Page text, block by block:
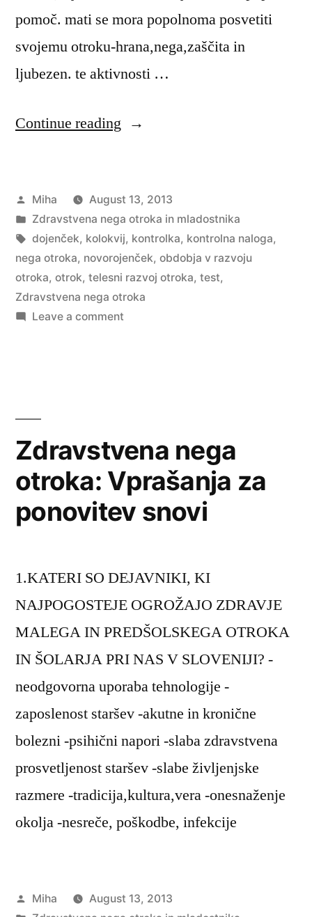
pomoč. mati se mora popolnoma posvetiti
svojemu otroku-hrana,nega,zaščita in
ljubezen. te aktivnosti …
Continue reading “Zdravstvena
Kolokvij”
Posted
by
Miha
August 13, 2013
Posted
in
Zdravstvena nega otroka in mladostnika
Tags:
dojenček, kolokvij, kontrolka, kontrolna naloga,
nega otroka, novorojenček, obdobja v razvoju
otroka, otrok, telesni razvoj otroka, test,
Zdravstvena nega otroka
Leave a commenton
Zdravstvena nega
otroka: Vprašanja za
ponovitev snovi
1.KATERI SO DEJAVNIKI, KI
NAJPOGOSTEJE OGROŽAJO ZDRAVJE
MALEGA IN PREDŠOLSKEGA OTROKA
IN ŠOLARJA PRI NAS V SLOVENIJI? -
neodgovorna uporaba tehnologije -
zaposlenost staršev -akutne in kronične
bolezni -psihični napori -slaba zdravstvena
prosvetljenost staršev -slabe življenjske
razmere -tradicija,kultura,vera -onesnaženje
okolja -nesreče, poškodbe, infekcije
Posted
Miha
August 13, 2013